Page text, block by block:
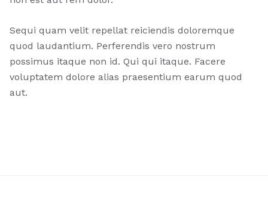
Sequi quam velit repellat reiciendis doloremque
quod laudantium. Perferendis vero nostrum
possimus itaque non id. Qui qui itaque. Facere
voluptatem dolore alias praesentium earum quod
aut.